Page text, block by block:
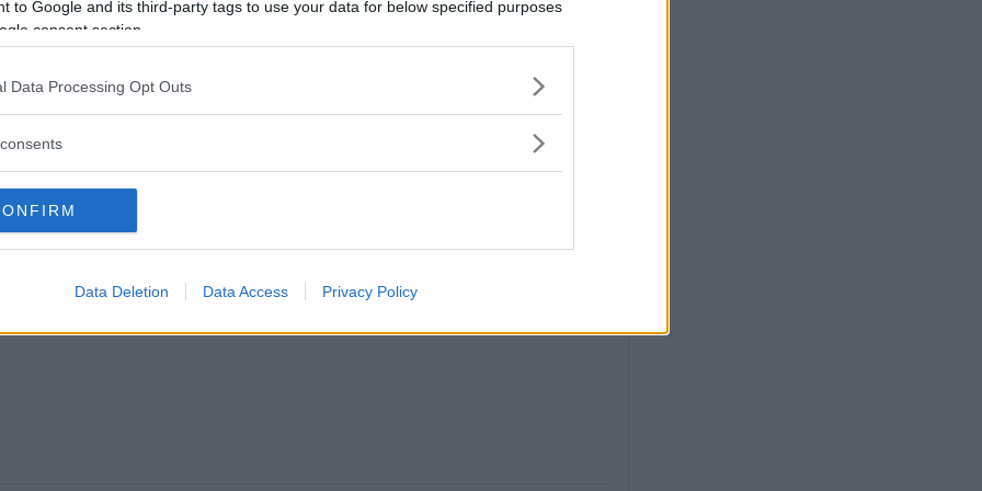
to Google and its third-party tags to use your data for below specified purposes
consent section.
Data Processing Opt Outs
Data Deletion Data Access Privacy Policy
pengar från kontot